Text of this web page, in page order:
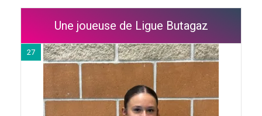
Une joueuse de Ligue Butagaz
27